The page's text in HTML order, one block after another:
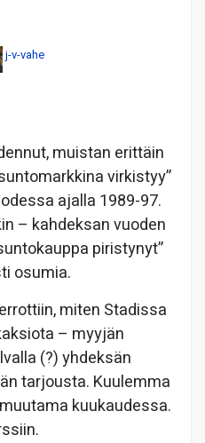
j-v-vahe
muistan erittäin
virkistyy”
ajalla 1989-97.
– kahdeksan vuoden
piristynyt”
osumia.
miten Stadissa
– myyjän
(?) yhdeksän
tarjousta. Kuulemma
kuukaudessa.